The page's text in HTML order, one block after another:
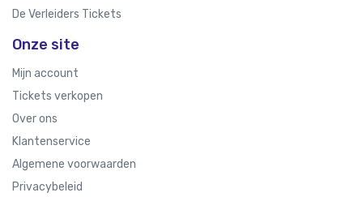
De Verleiders Tickets
Onze site
Mijn account
Tickets verkopen
Over ons
Klantenservice
Algemene voorwaarden
Privacybeleid